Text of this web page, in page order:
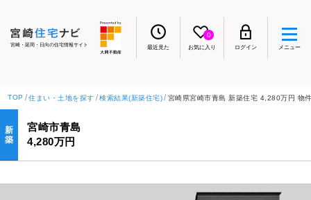
宮崎・延岡・日向の住宅情報サイト 最近見た お気に入り
0
ログイン メニュー
TOP 住まい・土地を探す 検索結果(新築住宅) 宮崎県宮崎市青島 新築住宅 4,280万円 物
新
築
宮崎市青島
4,280万円